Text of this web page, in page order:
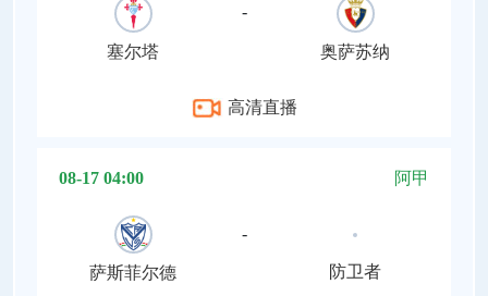
塞尔塔
-
奥萨苏纳
高清直播
08-17 04:00 阿甲
萨斯菲尔德
-
防卫者